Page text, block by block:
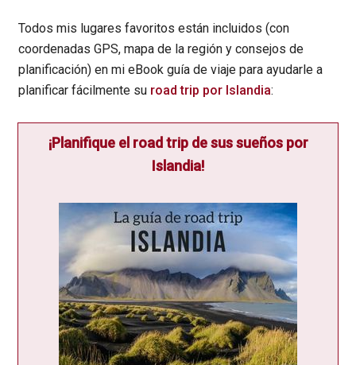
Todos mis lugares favoritos están incluidos (con
coordenadas GPS, mapa de la región y consejos de
planificación) en mi eBook guía de viaje para ayudarle a
planificar fácilmente su road trip por Islandia:
¡Planifique el road trip de sus sueños por
Islandia!